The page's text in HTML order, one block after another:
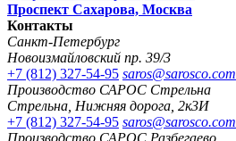
Проспект Сахарова, Москва
Контакты
Санкт-Петербург
Новоизмайловский пр. 39/3
+7 (812) 327-54-95 saros@sarosco.com
Производство САРОС Стрельна
Стрельна, Нижняя дорога, 2к3И
+7 (812) 327-54-95 saros@sarosco.com
Производство САРОС Разбегаево